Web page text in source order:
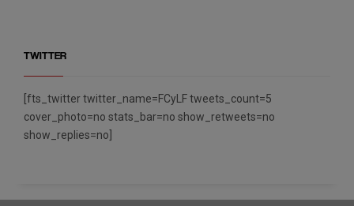
TWITTER
[fts_twitter twitter_name=FCyLF tweets_count=5
cover_photo=no stats_bar=no show_retweets=no
show_replies=no]